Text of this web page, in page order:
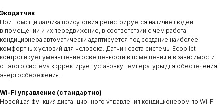
Экодатчик
При помощи датчика присутствия регистрируется наличие людей
в помещении и их передвижение, в соответствии с чем работа
кондиционера автоматически адаптируется под создание наиболее
комфортных условий для человека. Датчик света системы Ecopilot
контролирует уменьшение освещенности в помещении и в зависимости
от этого система корректирует установку температуры для обеспечения
энергосбережения.
Wi-Fi управление (стандартно)
Новейшая функция дистанционного управления кондиционером по Wi-Fi